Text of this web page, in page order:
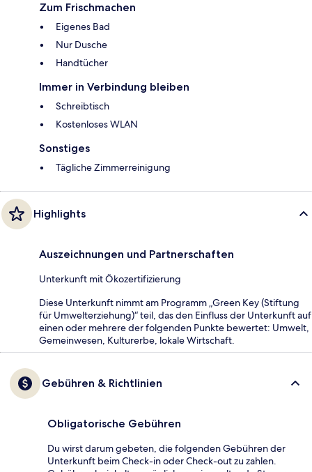
Zum Frischmachen
Eigenes Bad
Nur Dusche
Handtücher
Immer in Verbindung bleiben
Schreibtisch
Kostenloses WLAN
Sonstiges
Tägliche Zimmerreinigung
Highlights
Auszeichnungen und Partnerschaften
Unterkunft mit Ökozertifizierung
Diese Unterkunft nimmt am Programm „Green Key (Stiftung
für Umwelterziehung)“ teil, das den Einfluss der Unterkunft auf
einen oder mehrere der folgenden Punkte bewertet: Umwelt,
Gemeinwesen, Kulturerbe, lokale Wirtschaft.
Gebühren & Richtlinien
Obligatorische Gebühren
Du wirst darum gebeten, die folgenden Gebühren der
Unterkunft beim Check-in oder Check-out zu zahlen.